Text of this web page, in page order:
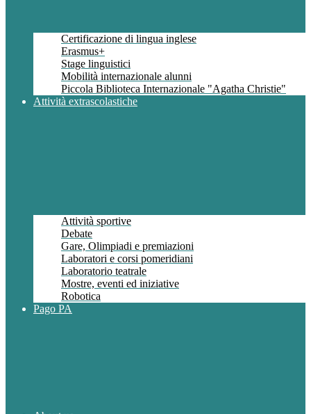
Certificazione di lingua inglese
Erasmus+
Stage linguistici
Mobilità internazionale alunni
Piccola Biblioteca Internazionale "Agatha Christie"
Attività extrascolastiche
Attività sportive
Debate
Gare, Olimpiadi e premiazioni
Laboratori e corsi pomeridiani
Laboratorio teatrale
Mostre, eventi ed iniziative
Robotica
Pago PA